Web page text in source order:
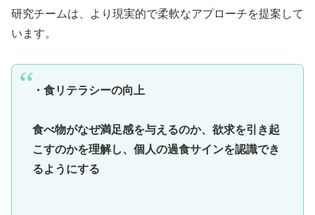
研究チームは、より現実的で柔軟なアプローチを提案して
います。
・食リテラシーの向上
食べ物がなぜ満足感を与えるのか、欲求を引き起
こすのかを理解し、個人の過食サインを認識でき
るようにする